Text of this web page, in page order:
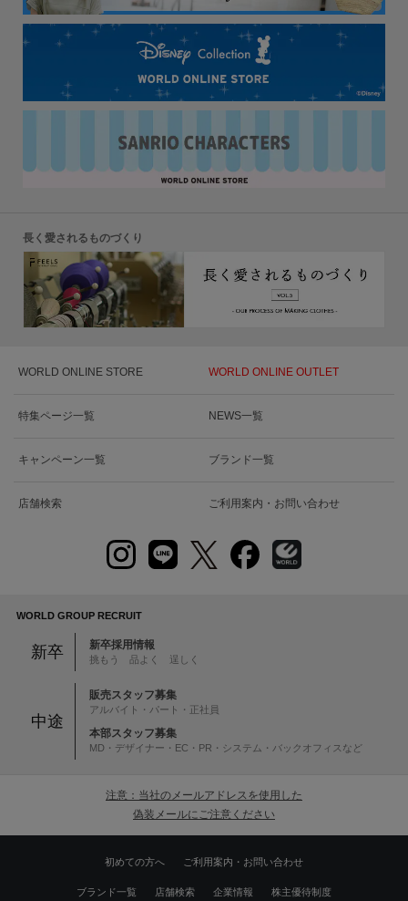
長く愛されるものづくり
WORLD ONLINE STORE WORLD ONLINE OUTLET
特集ページ一覧 NEWS一覧
キャンペーン一覧 ブランド一覧
店舗検索 ご利用案内・お問い合わせ
WORLD GROUP RECRUIT
新卒 新卒採用情報
挑もう 品よく 逞しく
中途
販売スタッフ募集
アルバイト・パート・正社員
本部スタッフ募集
MD・デザイナー・EC・PR・システム・バックオフィスなど
注意：当社のメールアドレスを使用した
偽装メールにご注意ください
初めての方へ ご利用案内・お問い合わせ
ブランド一覧 店舗検索 企業情報 株主優待制度